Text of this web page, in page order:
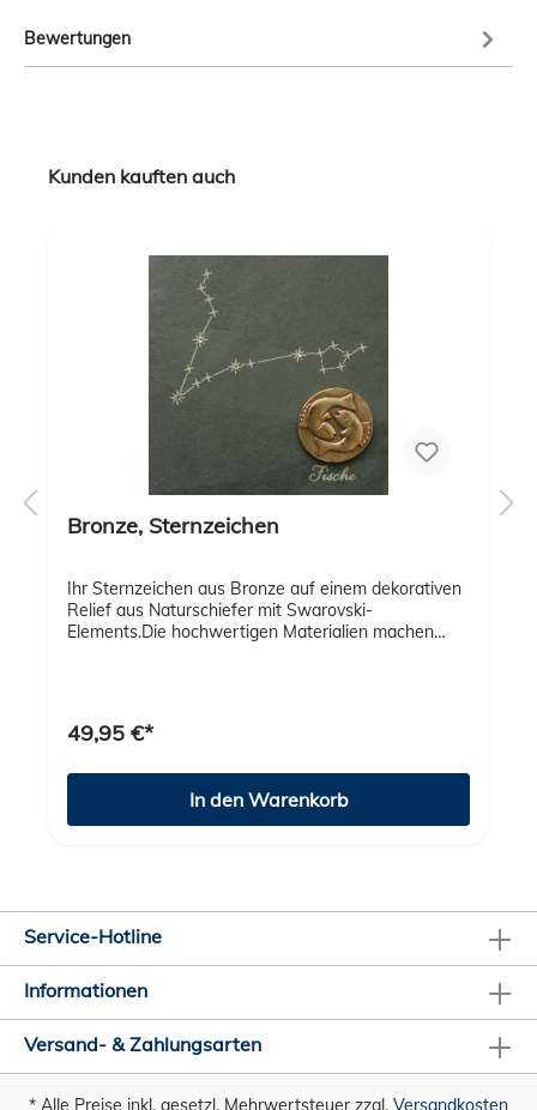
Bewertungen
Kunden kauften auch
Bronze, Sternzeichen
Ihr Sternzeichen aus Bronze auf einem dekorativen
Relief aus Naturschiefer mit Swarovski-
Elements.Die hochwertigen Materialien machen
49,95 €*
In den Warenkorb
Service-Hotline
Informationen
Versand- & Zahlungsarten
* Alle Preise inkl. gesetzl. Mehrwertsteuer zzgl. Versandkosten